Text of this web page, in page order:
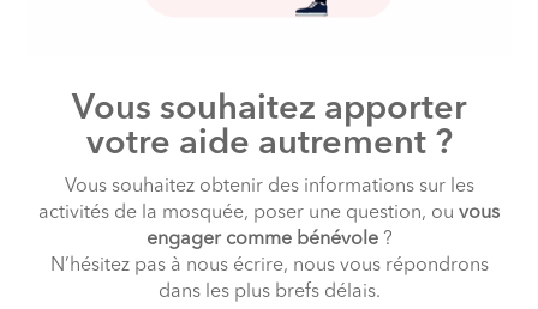
Vous souhaitez apporter
votre aide autrement ?
Vous souhaitez obtenir des informations sur les
activités de la mosquée, poser une question, ou vous
engager comme bénévole?
N’hésitez pas à nous écrire, nous vous répondrons
dans les plus brefs délais.